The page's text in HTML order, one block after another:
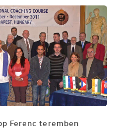
Ferenc teremben